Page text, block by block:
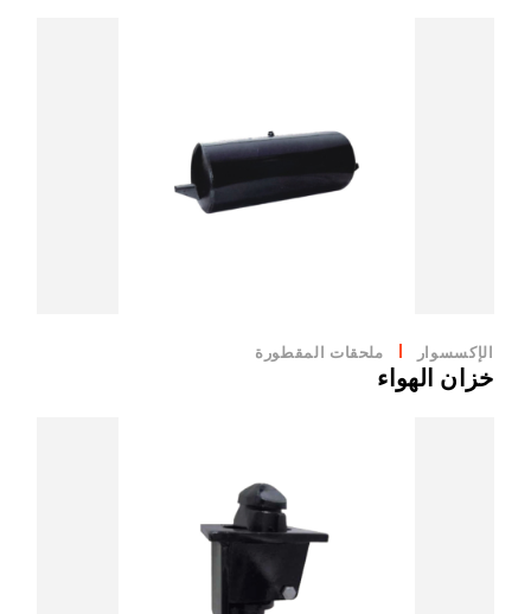
الإكسسوار ملحقات المقطورة
خزان الهواء